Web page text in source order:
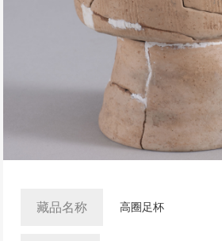
藏品名称 高圈足杯